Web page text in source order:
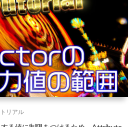
リアル